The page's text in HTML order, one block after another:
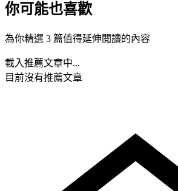
你可能也喜歡
為你精選 3 篇值得延伸閱讀的內容
載入推薦文章中...
目前沒有推薦文章